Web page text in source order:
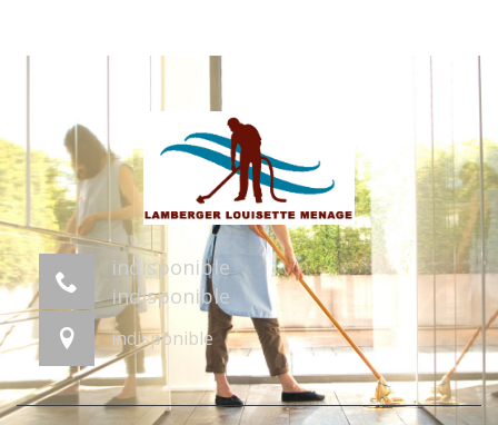
indisponible
indisponible
indisponible